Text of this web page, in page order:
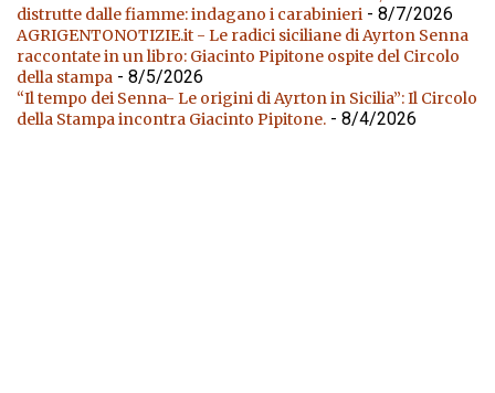
distrutte dalle fiamme: indagano i carabinieri - 8/7/2026
AGRIGENTONOTIZIE.it - Le radici siciliane di Ayrton Senna
raccontate in un libro: Giacinto Pipitone ospite del Circolo
della stampa - 8/5/2026
“Il tempo dei Senna- Le origini di Ayrton in Sicilia”: Il Circolo
della Stampa incontra Giacinto Pipitone. - 8/4/2026